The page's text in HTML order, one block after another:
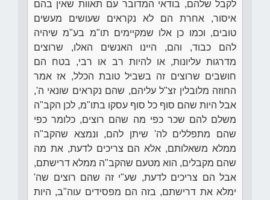
לקבל שלהם, בודאי המדובר עם תאוות שאין בהם
איסור, אחרת הם לא נקראים שעושים מעשים
טובים, וכמו כן אלו שמקיימים תו"מ בע"מ שיהיה
להם כבוד, והם, היינו האנשים האלו, שרוצים
מדרגות עליונות, או להיות רב או רבי, בטח הם
חושבים שרוצים זה בשביל טובת הכלל, אז אמר
החוזה מלובלין זצ"ל עליהם, שהם נקראים שונאי ה',
אבל היות שהם סוף כל סוף עסקו בתו"מ, לכן הקב"ה
משלם להם שכר כפי מה שהם רוצים, כלומר כפי
שהם מתפללים לה' שיתן להם, ונמצא שהקב"ה
ממלא משאלותם, אלא הם צריכים לדעת, את מה
שהם מקבלים, הוא מטעם שהקב"ה ממלא דרישתם,
אבל הם צריכים לדעת, שע"י זה שהם רוצים שה'
ימלא את דרישתם, בזה הם מפסידים עוה"ב, היות